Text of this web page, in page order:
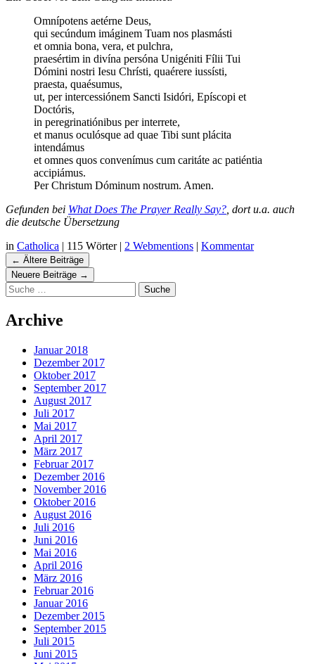
Omnípotens aetérne Deus,
qui secúndum imáginem Tuam nos plasmásti
et omnia bona, vera, et pulchra,
praesértim in divína persóna Unigéniti Fílii Tui
Dómini nostri Iesu Chrísti, quaérere iussísti,
praesta, quaésumus,
ut, per intercessiónem Sancti Isidóri, Epíscopi et
Doctóris,
in peregrinatiónibus per interrete,
et manus oculósque ad quae Tibi sunt plácita
intendámus
et omnes quos convenímus cum caritáte ac patiéntia
accipiámus.
Per Christum Dóminum nostrum. Amen.
Gefunden bei What Does The Prayer Really Say? , dort u.a. auch
die deutsche Übersetzung
in Catholica | 115 Wörter | 2 Webmentions | Kommentar
Navigation
Beiträgen
← Ältere Beiträge
Neuere Beiträge →
Suche
Archive
Januar 2018
Dezember 2017
Oktober 2017
September 2017
August 2017
Juli 2017
Mai 2017
April 2017
März 2017
Februar 2017
Dezember 2016
November 2016
Oktober 2016
August 2016
Juli 2016
Juni 2016
Mai 2016
April 2016
März 2016
Februar 2016
Januar 2016
Dezember 2015
September 2015
Juli 2015
Juni 2015